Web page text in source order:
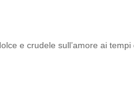
e crudele sull’amore ai